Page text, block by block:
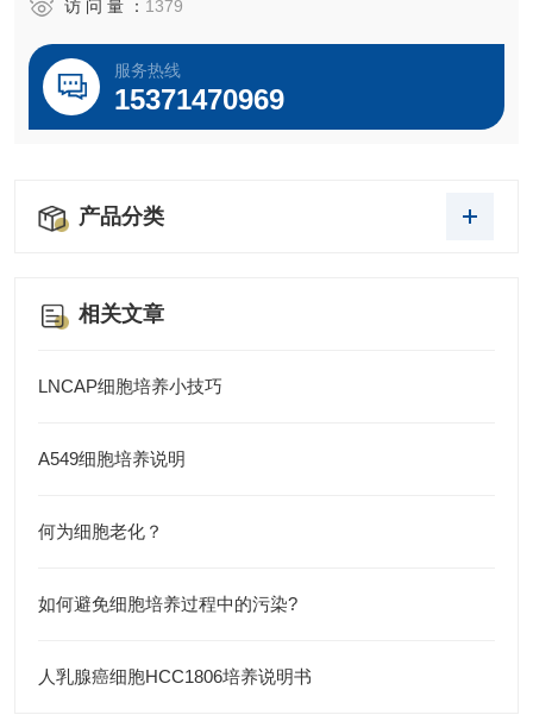
访 问 量 ： 1379
服务热线
15371470969
产品分类
相关文章
LNCAP细胞培养小技巧
A549细胞培养说明
何为细胞老化？
如何避免细胞培养过程中的污染?
人乳腺癌细胞HCC1806培养说明书